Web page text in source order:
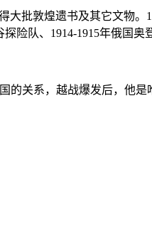
批敦煌遗书及其它文物。
队、1914-1915年俄国奥
的关系，越战爆发后，他